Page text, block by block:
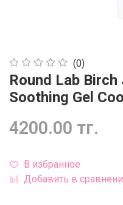
(0)
Round Lab
Soothing Gel
4200.00 тг.
В избранное
Добавить в